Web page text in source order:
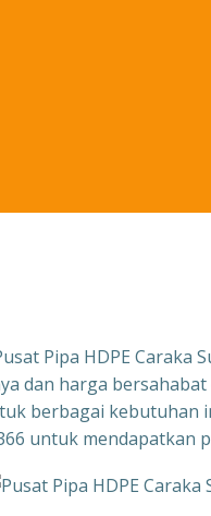
Pipa HDPE Caraka
dan harga
berbagai
untuk mendapatkan